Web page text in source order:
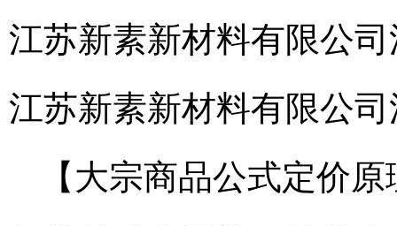
江苏新素新材料有限公司
江苏新素新材料有限公司
【大宗商品公式定价